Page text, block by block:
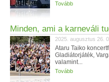
Tovább
Minden, ami a karneváli
2025. augusztus 26.
Ataru Taiko
Gladiátorjáték,
valamint...
Tovább